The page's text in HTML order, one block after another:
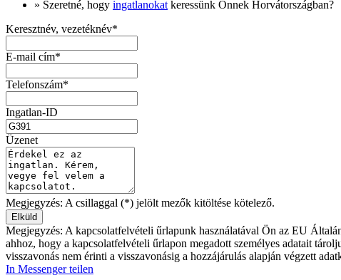
» Szeretné, hogy ingatlanokat keressünk Önnek Horvátországban?
Keresztnév, vezetéknév*
E-mail cím*
Telefonszám*
Ingatlan-ID
Üzenet
Megjegyzés: A csillaggal (*) jelölt mezők kitöltése kötelező.
Megjegyzés: A kapcsolatfelvételi űrlapunk használatával Ön az EU
ahhoz, hogy a kapcsolatfelvételi űrlapon megadott személyes adatait
visszavonás nem érinti a visszavonásig a hozzájárulás alapján végzett
In Messenger teilen